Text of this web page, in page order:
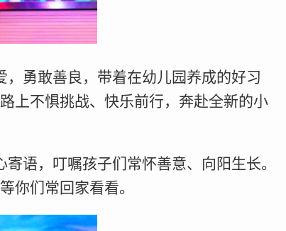
勇敢善良，带着在幼儿园养成的好习
上不惧挑战、快乐前行，奔赴全新的小
语，叮嘱孩子们常怀善意、向阳生长。
你们常回家看看。